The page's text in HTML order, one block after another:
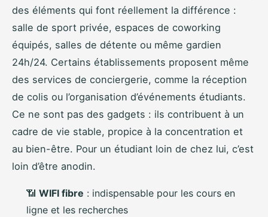
des éléments qui font réellement la différence :
salle de sport privée, espaces de coworking
équipés, salles de détente ou même gardien
24h/24. Certains établissements proposent même
des services de conciergerie, comme la réception
de colis ou l’organisation d’événements étudiants.
Ce ne sont pas des gadgets : ils contribuent à un
cadre de vie stable, propice à la concentration et
au bien-être. Pour un étudiant loin de chez lui, c’est
loin d’être anodin.
📶 WIFI fibre : indispensable pour les cours en
ligne et les recherches